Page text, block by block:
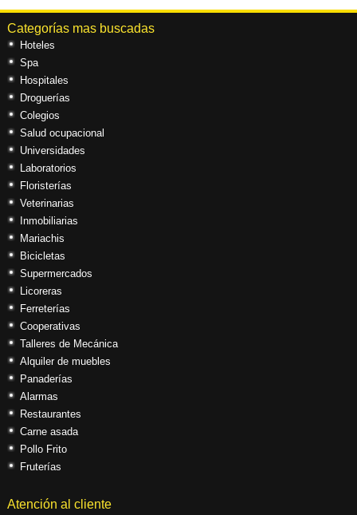
Categorías mas buscadas
Hoteles
Spa
Hospitales
Droguerías
Colegios
Salud ocupacional
Universidades
Laboratorios
Floristerías
Veterinarias
Inmobiliarias
Mariachis
Bicicletas
Supermercados
Licoreras
Ferreterías
Cooperativas
Talleres de Mecánica
Alquiler de muebles
Panaderías
Alarmas
Restaurantes
Carne asada
Pollo Frito
Fruterías
Atención al cliente